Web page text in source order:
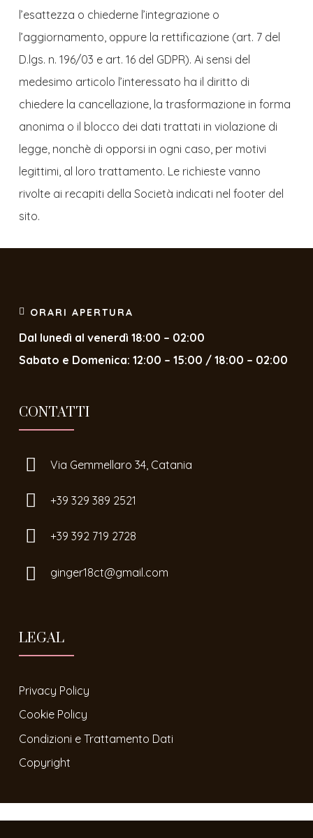
l’esattezza o chiederne l’integrazione o
l’aggiornamento, oppure la rettificazione (art. 7 del
D.lgs. n. 196/03 e art. 16 del GDPR). Ai sensi del
medesimo articolo l’interessato ha il diritto di
chiedere la cancellazione, la trasformazione in forma
anonima o il blocco dei dati trattati in violazione di
legge, nonchè di opporsi in ogni caso, per motivi
legittimi, al loro trattamento. Le richieste vanno
rivolte ai recapiti della Società indicati nel footer del
sito.
ORARI APERTURA
Dal lunedì al venerdì 18:00 – 02:00
Sabato e Domenica: 12:00 – 15:00 / 18:00 – 02:00
CONTATTI
Via Gemmellaro 34, Catania
+39 329 389 2521
+39 392 719 2728
ginger18ct@gmail.com
LEGAL
Privacy Policy
Cookie Policy
Condizioni e Trattamento Dati
Copyright